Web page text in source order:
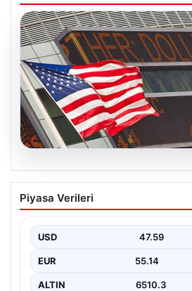
05.08.2026
FED faiz kararı ne zaman
Nisan ayı faiz beklentisi
Piyasa Verileri
USD 47.59
EUR 55.14
ALTIN 6510.3